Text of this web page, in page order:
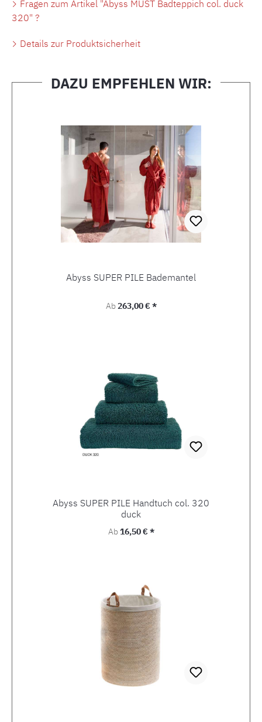
Fragen zum Artikel "Abyss MUST Badteppich col. duck
320" ?
Details zur Produktsicherheit
DAZU EMPFEHLEN WIR:
Abyss SUPER PILE Bademantel
Regulärer Preis:
Ab263,00 € *
Abyss SUPER PILE Handtuch col. 320
duck
Regulärer Preis:
Ab16,50 € *